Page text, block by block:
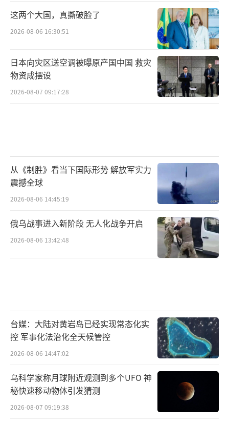
这两个大国，真撕破脸了
2026-08-06 16:30:51
日本向灾区送空调被曝原产国中国 救灾
物资成摆设
2026-08-07 09:17:28
从《制胜》看当下国际形势 解放军实力
震撼全球
2026-08-06 14:45:19
俄乌战事进入新阶段 无人化战争开启
2026-08-06 13:42:48
台媒：大陆对黄岩岛已经实现常态化实
控 军事化法治化全天候管控
2026-08-06 14:47:02
乌科学家称月球附近观测到多个UFO 神
秘快速移动物体引发猜测
2026-08-07 09:19:38